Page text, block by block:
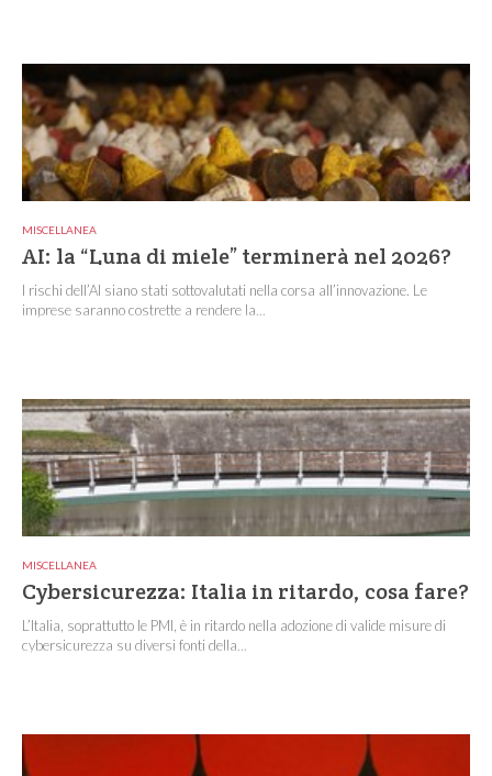
MISCELLANEA
AI: la “Luna di miele” terminerà nel 2026?
I rischi dell’AI siano stati sottovalutati nella corsa all’innovazione. Le
imprese saranno costrette a rendere la...
MISCELLANEA
Cybersicurezza: Italia in ritardo, cosa fare?
L’Italia, soprattutto le PMI, è in ritardo nella adozione di valide misure di
cybersicurezza su diversi fonti della...